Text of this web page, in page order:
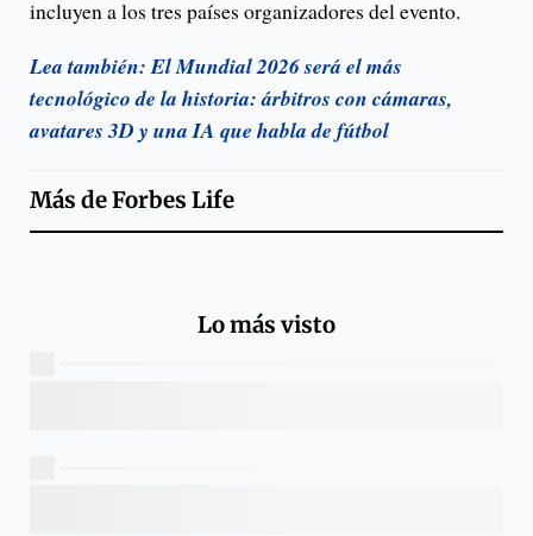
incluyen a los tres países organizadores del evento.
Lea también: El Mundial 2026 será el más
tecnológico de la historia: árbitros con cámaras,
avatares 3D y una IA que habla de fútbol
Más deForbes Life
Lo más visto